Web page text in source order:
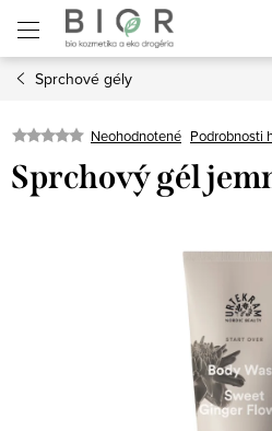
obsah
Sprchové gély
Neohodnotené Podrobnosti
Sprchový gél